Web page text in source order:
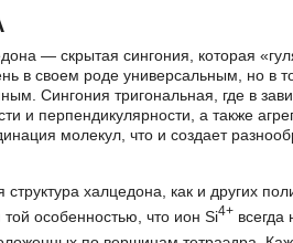
— скрытая сингония, которая
в своем роде универсальным, но в
Сингония тригональная, где в
и перпендикулярности, а также
молекул, что и создает
структура халцедона, как и других
той особенностью, что ион Si4+ всегда